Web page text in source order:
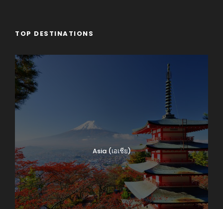
TOP DESTINATIONS
Asia (เอเชีย)